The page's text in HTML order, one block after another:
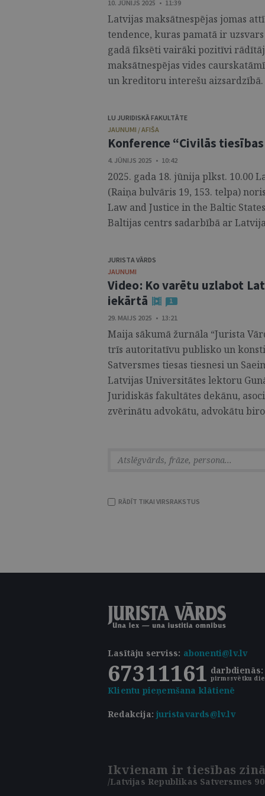
10. JŪNIJS 2025 • 11:39
Latvijas maksātnespējas jomas
tendence, kuras pamatā ir
gadā fiksēti vairāki pozitīvi
maksātnespējas vides
un kreditoru interešu
LU JURIDISKĀ FAKULTĀTE
JAUNUMI / AFIŠA
Konference “Civilās
4. JŪNIJS 2025 • 10:42
2025. gada 18. jūnija plkst. 10.00
(Raiņa bulvāris 19, 153. telpa)
Law and Justice in the Baltic
Baltijas centrs sadarbībā ar
JURISTA VĀRDS
JAUNUMI
Video: Ko varētu uzlabot
iekārtā
1
29. MAIJS 2025 • 13:21
Maija sākumā žurnāla “Jurista
trīs autoritatīvu publisko un
Satversmes tiesas tiesnesi un
Latvijas Universitātes lektoru
Juridiskās fakultātes dekānu,
zvērinātu advokātu, advokātu
RĀDĪT TIKAI VIRSRAKSTUS
Lasītāju serviss: abonenti@lv.lv
67311161 darbdienās:
pirmssvētku
Klientu pieņemšana klātienē
Redakcija:juristavards@lv.lv
Ikvienam ir tiesības
/Latvijas Republikas Satversmes